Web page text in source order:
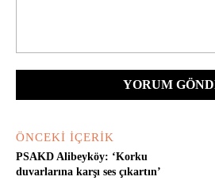
ÖNCEKI İÇERIK
PSAKD Alibeyköy: ‘Korku
duvarlarına karşı ses çıkartın’